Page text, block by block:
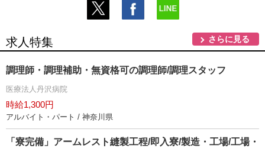
求人特集 さらに見る
調理師・調理補助・無資格可の調理師/調理スタッフ
医療法人丹沢病院
時給1,300円
アルバイト・パート / 神奈川県
「寮完備」アームレスト縫製工程/即入寮/製造・工場/工場・